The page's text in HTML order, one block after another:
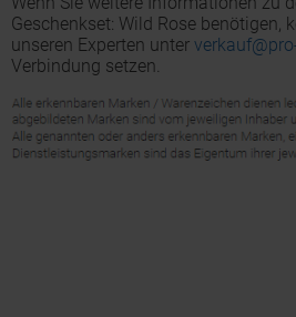
Geschenkset: Wild Rose benötigen,
unseren Experten unter
Verbindung setzen.